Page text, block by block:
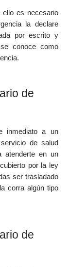
es necesario
la declare
por escrito y
conoce como
de
inmediato a un
de salud
atenderte en un
por la ley
ser trasladado
corra algún tipo
de